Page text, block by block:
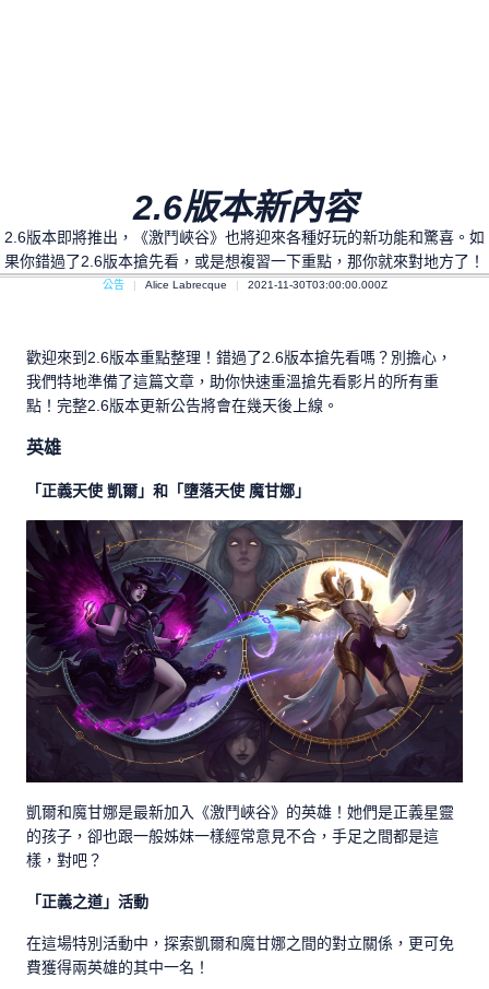
2.6版本新內容
2.6版本即將推出，《激鬥峽谷》也將迎來各種好玩的新功能和驚喜。如
果你錯過了2.6版本搶先看，或是想複習一下重點，那你就來對地方了！
公告 Alice Labrecque 2021-11-30T03:00:00.000Z
歡迎來到2.6版本重點整理！錯過了2.6版本搶先看嗎？別擔心，
我們特地準備了這篇文章，助你快速重溫搶先看影片的所有重
點！完整2.6版本更新公告將會在幾天後上線。
英雄
「正義天使 凱爾」和「墮落天使 魔甘娜」
凱爾和魔甘娜是最新加入《激鬥峽谷》的英雄！她們是正義星靈
的孩子，卻也跟一般姊妹一樣經常意見不合，手足之間都是這
樣，對吧？
「正義之道」活動
在這場特別活動中，探索凱爾和魔甘娜之間的對立關係，更可免
費獲得兩英雄的其中一名！